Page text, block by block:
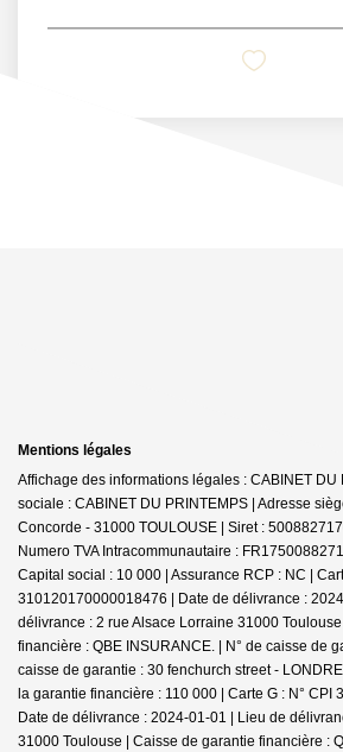
Mentions légales
Affichage des informations légales : CABINET DU
sociale : CABINET DU PRINTEMPS | Adresse
Concorde - 31000 TOULOUSE | Siret :
Numero TVA Intracommunautaire :
Capital social : 10 000 | Assurance RCP : NC |
310120170000018476 | Date de délivrance :
délivrance : 2 rue Alsace Lorraine 31000
financière : QBE INSURANCE. | N° de caisse de
caisse de garantie : 30 fenchurch street -
la garantie financière : 110 000 | Carte G : N° CPI
Date de délivrance : 2024-01-01 | Lieu de
31000 Toulouse | Caisse de garantie financière :